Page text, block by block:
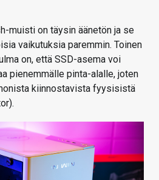
muisti on täysin äänetön ja se
vaikutuksia paremmin. Toinen
on, että SSD-asema voi
pienemmälle pinta-alalle, joten
kiinnostavista fyysisistä